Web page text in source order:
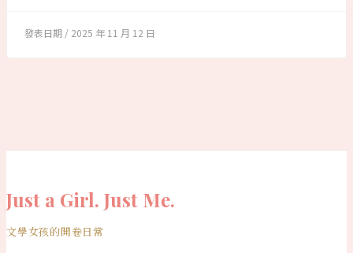
2025 年 11 月 12 日
Just a Girl. Just Me.
文學女孩的開卷日常